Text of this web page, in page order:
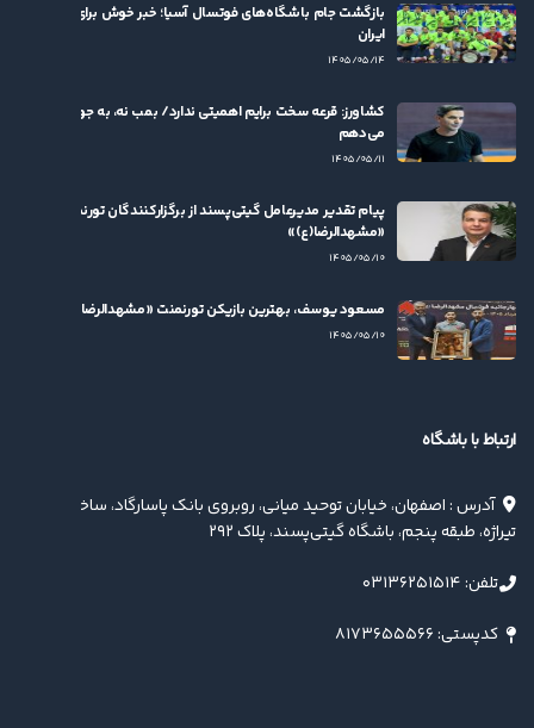
بازگشت جام باشگاه‌های فوتسال آسیا؛ خبر خوش برای فوتسال
ایران
۱۴۰۵/۰۵/۱۴
کشاورز: قرعه سخت برایم اهمیتی ندارد/ بمب نه، به جوان‌ها بها
می‌دهم
۱۴۰۵/۰۵/۱۱
پیام تقدیر مدیرعامل گیتی‌پسند از برگزارکنندگان تورنمنت
«مشهدالرضا(ع)»
۱۴۰۵/۰۵/۱۰
مسعود یوسف، بهترین بازیکن تورنمنت «مشهدالرضا(ع)» شد
۱۴۰۵/۰۵/۱۰
ارتباط با باشگاه
آدرس : اصفهان، خیابان توحید میانی، روبروی بانک پاسارگاد، ساختمان
تیراژه، طبقه پنجم، باشگاه گیتی‌پسند، پلاک ۲۹۲
تلفن: ۰۳۱۳۶۲۵۱۵۱۴
کدپستی: ۸۱۷۳۶۵۵۵۶۶